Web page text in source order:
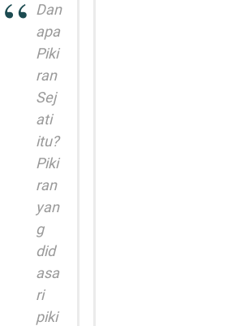
Dan
apa
Piki
ran
Sej
ati
itu?
Piki
ran
yan
g
did
asa
ri
piki